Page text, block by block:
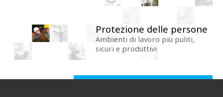
Protezione delle persone
Ambienti di lavoro più puliti,
sicuri e produttivi